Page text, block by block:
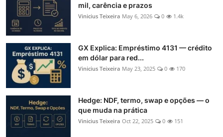
mil, carência e prazos
Vinicius Teixeira May 6, 2026 0 1.4k
GX Explica: Empréstimo 4131 — crédito
em dólar para red...
Vinicius Teixeira May 23, 2025 0 170
Hedge: NDF, termo, swap e opções — o
que muda na prática
Vinicius Teixeira Oct 22, 2025 0 151